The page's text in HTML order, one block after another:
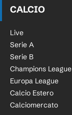
CALCIO
Live
Serie A
Serie B
Champions League
Europa League
Calcio Estero
Calciomercato